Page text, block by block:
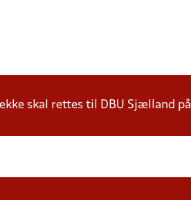
skal rettes til DBU Sjælland på